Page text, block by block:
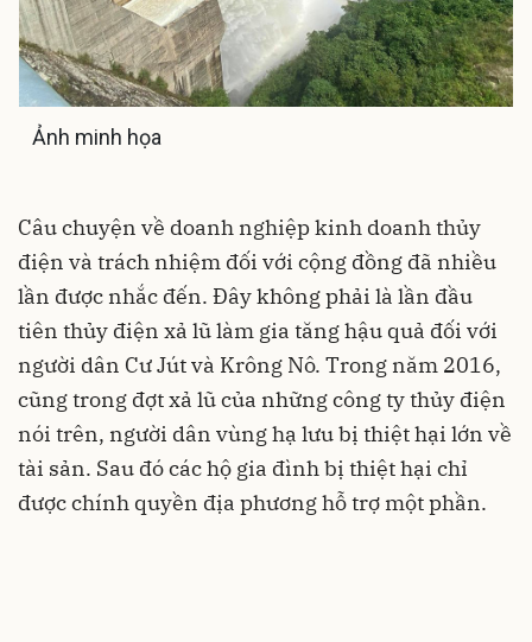
Ảnh minh họa
Câu chuyện về doanh nghiệp kinh doanh thủy
điện và trách nhiệm đối với cộng đồng đã nhiều
lần được nhắc đến. Đây không phải là lần đầu
tiên thủy điện xả lũ làm gia tăng hậu quả đối với
người dân Cư Jút và Krông Nô. Trong năm 2016,
cũng trong đợt xả lũ của những công ty thủy điện
nói trên, người dân vùng hạ lưu bị thiệt hại lớn về
tài sản. Sau đó các hộ gia đình bị thiệt hại chỉ
được chính quyền địa phương hỗ trợ một phần.